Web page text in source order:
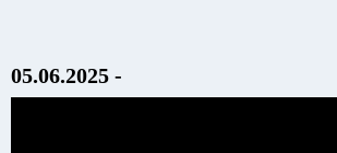
05.06.2025 -